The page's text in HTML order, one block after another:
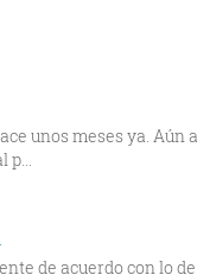
unos meses ya.
p...
de acuerdo con lo